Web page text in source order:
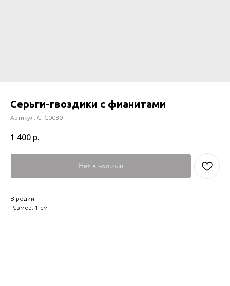
Серьги-гвоздики с фианитами
Артикул: СГС0080
1 400 р.
Нет в наличии
В родии
Размер: 1 см